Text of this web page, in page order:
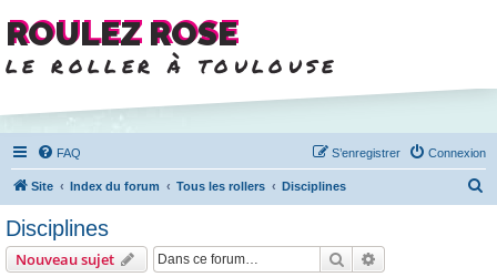
ROULEZ ROSE
le roller à toulouse
FAQ Connexion
S’enregistrer
Site Index du forum Tous les rollers Disciplines
Disciplines
Nouveau sujet Rechercher